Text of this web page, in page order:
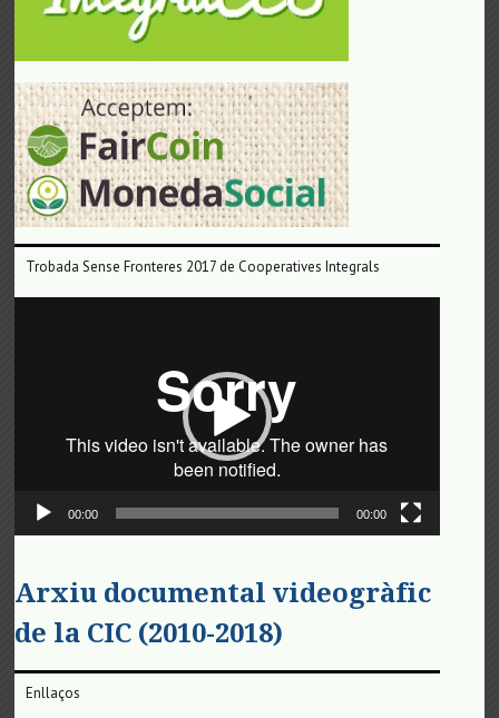
Trobada Sense Fronteres 2017 de Cooperatives Integrals
00:00 00:00
Arxiu documental videogràfic
de la CIC (2010-2018)
Enllaços